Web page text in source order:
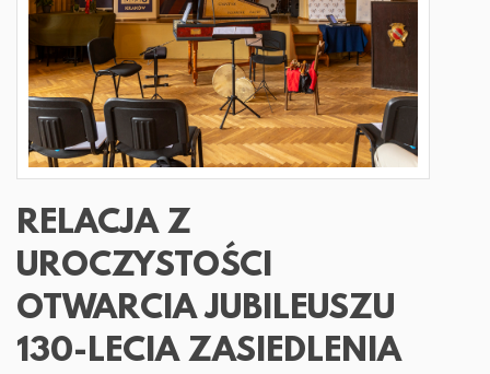
RELACJA Z
UROCZYSTOŚCI
OTWARCIA JUBILEUSZU
130-LECIA ZASIEDLENIA